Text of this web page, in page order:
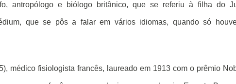
antropólogo e biólogo britânico, que se referiu à filha do
que se pôs a falar em vários idiomas, quando só
médico fisiologista francês, laureado em 1913 com o prêmio